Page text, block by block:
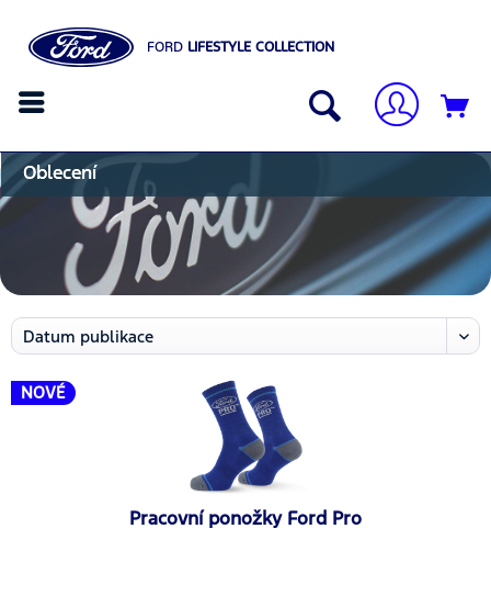
FORD LIFESTYLE COLLECTION
Oblecení
NOVÉ
Pracovní ponožky Ford Pro